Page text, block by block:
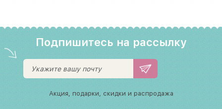
Подпишитесь на рассылку
Акция, подарки, скидки и распродажа